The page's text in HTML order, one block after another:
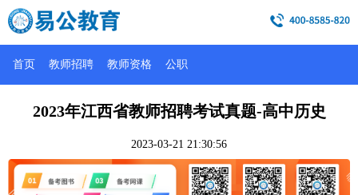
首页 教师招聘 教师资格 公职
2023年江西省教师招聘考试真题-高中历史
2023-03-21 21:30:56